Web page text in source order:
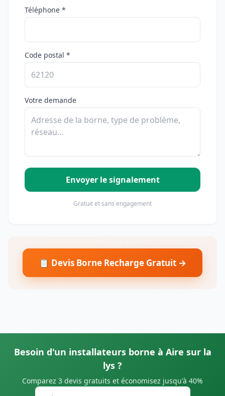
Téléphone *
Code postal *
Votre demande
Envoyer le signalement
Gratuit et sans engagement
📋 Devis Borne Recharge Gratuit →
Besoin d'un installateurs borne à Aire sur la
lys ?
Comparez 3 devis gratuits et économisez jusqu'à 40%